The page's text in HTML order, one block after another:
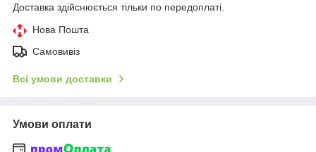
Доставка здійснюється тільки по передоплаті.
Нова Пошта
Самовивіз
Всі умови доставки
Умови оплати